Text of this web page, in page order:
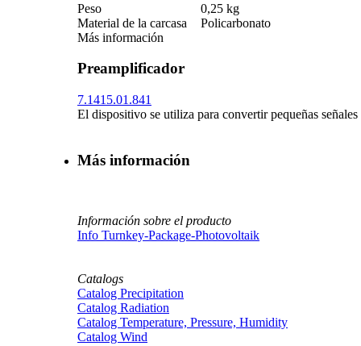
Peso
0,25 kg
Material de la carcasa
Policarbonato
Más información
Preamplificador
7.1415.01.841
El dispositivo se utiliza para convertir pequeñas
Más información
Información sobre el producto
Info Turnkey-Package-Photovoltaik
Catalogs
Catalog Precipitation
Catalog Radiation
Catalog Temperature, Pressure, Humidity
Catalog Wind